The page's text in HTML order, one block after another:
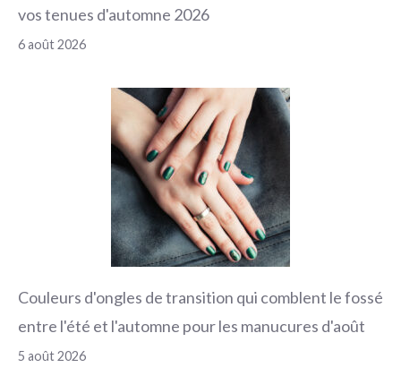
vos tenues d'automne 2026
6 août 2026
Couleurs d'ongles de transition qui comblent le fossé
entre l'été et l'automne pour les manucures d'août
5 août 2026